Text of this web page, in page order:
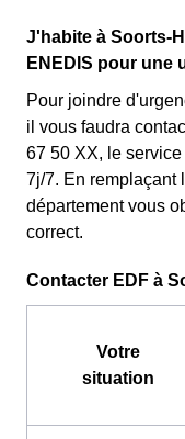
J'habite à Soorts-
ENEDIS pour une
Pour joindre
il vous faudra
67 50 XX, le
7j/7. En remplaçant
département vous
correct.
Contacter EDF à
Votre
situation